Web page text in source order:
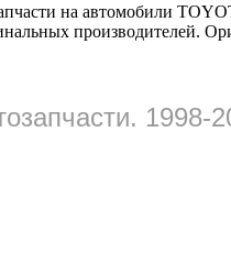
на автомобили
производителей.
1998-